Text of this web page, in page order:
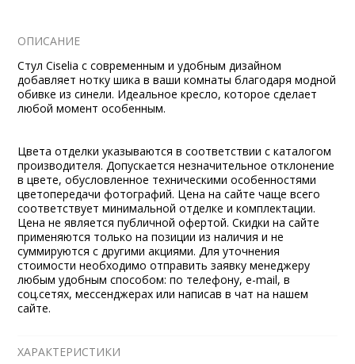
ОПИСАНИЕ
Стул Ciselia с современным и удобным дизайном
добавляет нотку шика в ваши комнаты благодаря модной
обивке из синели. Идеальное кресло, которое сделает
любой момент особенным.
Цвета отделки указываются в соответствии с каталогом
производителя. Допускается незначительное отклонение
в цвете, обусловленное техническими особенностями
цветопередачи фотографий. Цена на сайте чаще всего
соответствует минимальной отделке и комплектации.
Цена не является публичной офертой. Скидки на сайте
применяются только на позиции из наличия и не
суммируются с другими акциями. Для уточнения
стоимости необходимо отправить заявку менеджеру
любым удобным способом: по телефону, e-mail, в
соц.сетях, мессенджерах или написав в чат на нашем
сайте.
ХАРАКТЕРИСТИКИ